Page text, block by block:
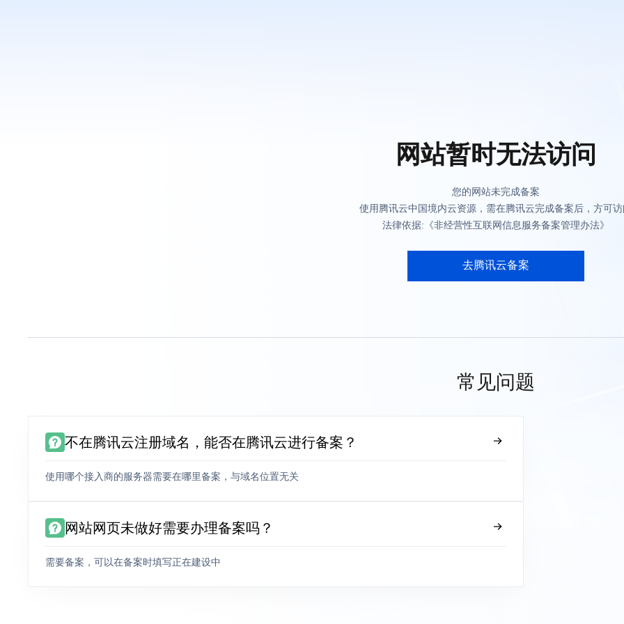
网站暂时无法访问
您的网站未完成备案
使用腾讯云中国境内云资源，需在腾讯云完成备案后，方可
法律依据:《非经营性互联网信息服务备案管理办法》
去腾讯云备案
常见问题
不在腾讯云注册域名，能否在腾讯云进行备案？
使用哪个接入商的服务器需要在哪里备案，与域名位置无关
网站网页未做好需要办理备案吗？
需要备案，可以在备案时填写正在建设中